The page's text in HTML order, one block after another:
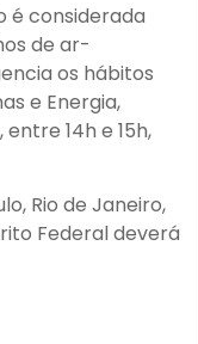
é considerada
de ar-
os hábitos
e Energia,
14h e 15h,
Rio de Janeiro,
Federal deverá